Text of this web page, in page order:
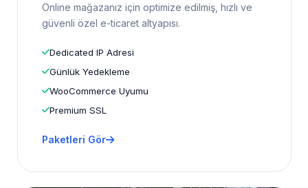
Online mağazanız için optimize edilmiş, hızlı ve
güvenli özel e-ticaret altyapısı.
Dedicated IP Adresi
Günlük Yedekleme
WooCommerce Uyumu
Premium SSL
Paketleri Gör